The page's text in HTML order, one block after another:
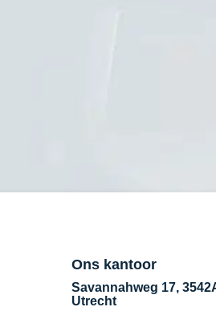
Ons kantoor
Savannahweg 17,
Utrecht